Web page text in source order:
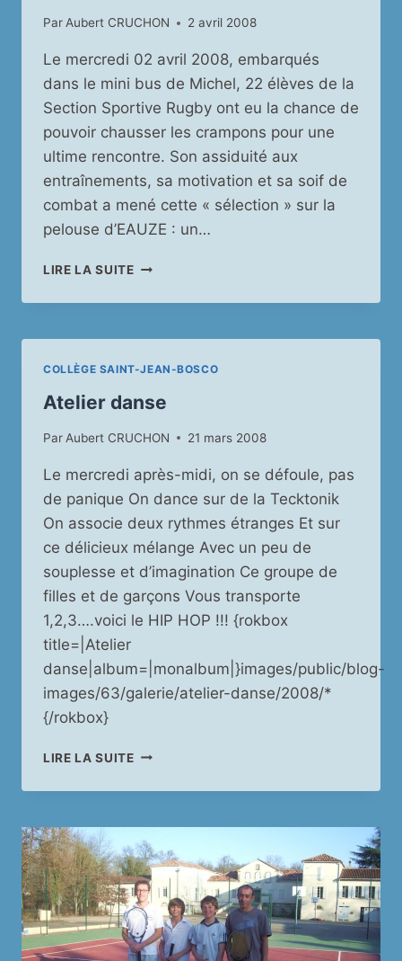
ParAubert CRUCHON 2 avril 2008
Le mercredi 02 avril 2008, embarqués
dans le mini bus de Michel, 22 élèves de la
Section Sportive Rugby ont eu la chance de
pouvoir chausser les crampons pour une
ultime rencontre. Son assiduité aux
entraînements, sa motivation et sa soif de
combat a mené cette « sélection » sur la
pelouse d’EAUZE : un…
LIRE LA SUITEMATCH
RUGBY
EAUZE
COLLÈGE SAINT-JEAN-BOSCO
Atelier danse
Par Aubert CRUCHON 21 mars 2008
Le mercredi après-midi, on se défoule, pas
de panique On dance sur de la Tecktonik
On associe deux rythmes étranges Et sur
ce délicieux mélange Avec un peu de
souplesse et d’imagination Ce groupe de
filles et de garçons Vous transporte
1,2,3….voici le HIP HOP !!! {rokbox
title=|Atelier
danse|album=|monalbum|}images/public/blog-
images/63/galerie/atelier-danse/2008/*
{/rokbox}
LIRE LA SUITEATELIER